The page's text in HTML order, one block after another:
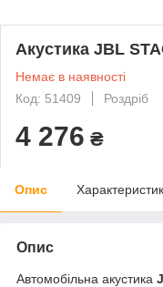
Акустика JBL
Немає в наявності
Код: 51409
Роздріб
4 276 ₴
Опис
Опис
Автомобільна акустика